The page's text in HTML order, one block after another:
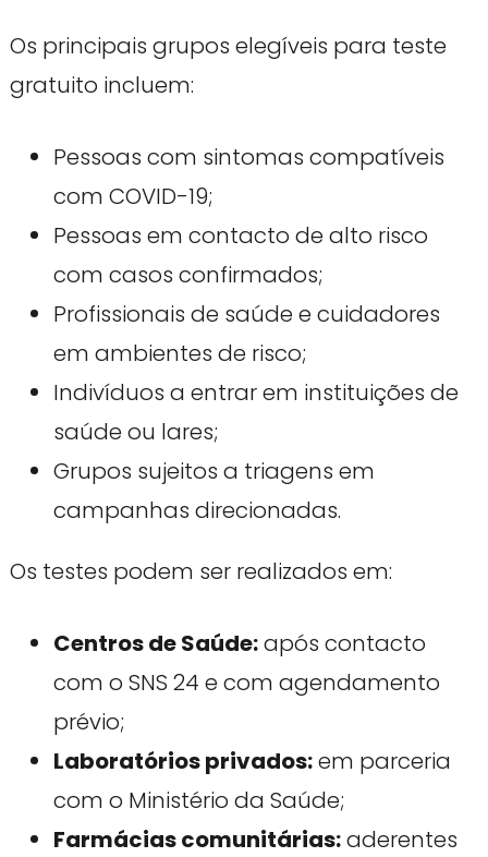
Os principais grupos elegíveis para teste
gratuito incluem:
Pessoas com sintomas compatíveis
com COVID-19;
Pessoas em contacto de alto risco
com casos confirmados;
Profissionais de saúde e cuidadores
em ambientes de risco;
Indivíduos a entrar em instituições de
saúde ou lares;
Grupos sujeitos a triagens em
campanhas direcionadas.
Os testes podem ser realizados em:
Centros de Saúde:após contacto
com o SNS 24 e com agendamento
prévio;
Laboratórios privados:em parceria
com o Ministério da Saúde;
Farmácias comunitárias:aderentes